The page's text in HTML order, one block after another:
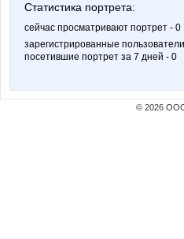
Статистика портрета:
сейчас просматривают портрет - 0
зарегистрированные пользователи
посетившие портрет за 7 дней - 0
© 2026 ООО